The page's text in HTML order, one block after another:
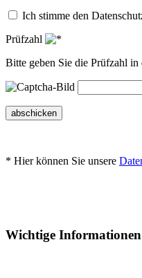
Ich stimme den
Prüfzahl
Bitte geben Sie die Prüfzahl in
abschicken
* Hier können Sie unsere
Wichtige